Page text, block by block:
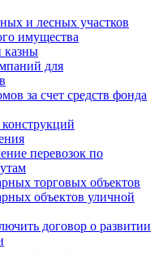
и лесных участков
имущества
казны
для
за счет средств фонда
перевозок по
торговых объектов
объектов уличной
договор о развитии